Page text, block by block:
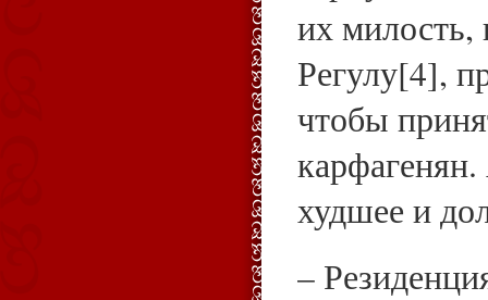
их милость,
Регулу[4],
чтобы
худшее и
–